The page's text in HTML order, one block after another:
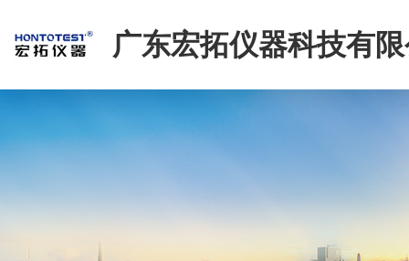
广东宏拓仪器科技有